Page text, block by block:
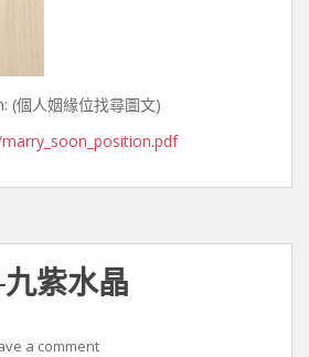
(個人姻緣位找尋圖文)
紫水晶
a comment